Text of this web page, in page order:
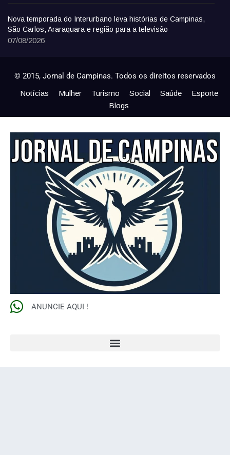
Nova temporada do Interurbano leva histórias de Campinas,
São Carlos, Araraquara e região para a televisão
07/08/2026
© 2015, Jornal de Campinas. Todos os direitos reservados
Notícias Mulher Turismo Social Saúde
Esporte
Blogs
ANUNCIE AQUI !